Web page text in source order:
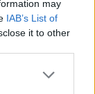
may
IAB’s List of
it to other